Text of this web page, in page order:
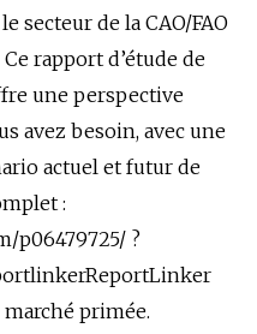
secteur de la CAO/FAO
rapport d’étude de
une perspective
avez besoin, avec une
actuel et futur de
:
p06479725/ ?
primée.